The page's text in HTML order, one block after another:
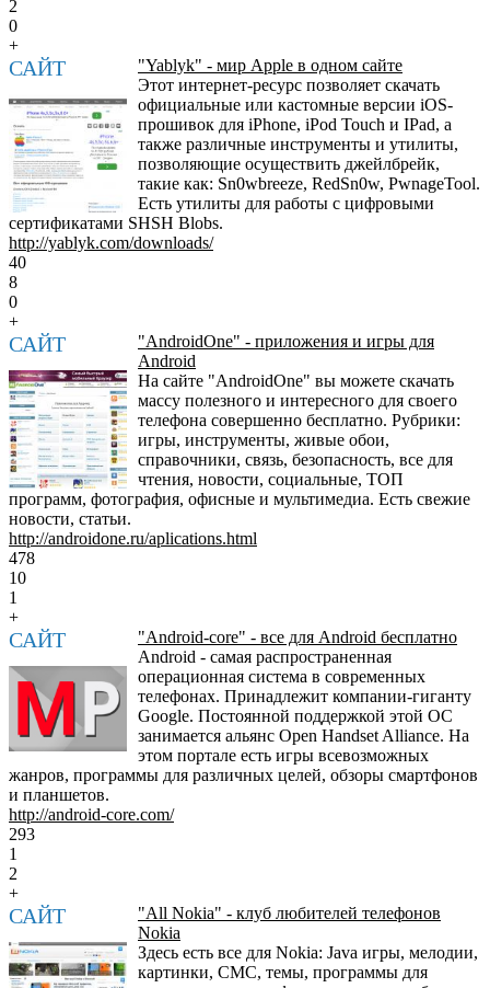
2
0
+
САЙТ
"Yablyk" - мир Apple в одном сайте
Этот интернет-ресурс позволяет скачать
официальные или кастомные версии iOS-
прошивок для iPhone, iPod Touch и IPad, а
также различные инструменты и утилиты,
позволяющие осуществить джейлбрейк,
такие как: Sn0wbreeze, RedSn0w, PwnageTool.
Есть утилиты для работы с цифровыми
сертификатами SHSH Blobs.
http://yablyk.com/downloads/
40
8
0
+
САЙТ
"AndroidOne" - приложения и игры для
Android
На сайте "AndroidOne" вы можете скачать
массу полезного и интересного для своего
телефона совершенно бесплатно. Рубрики:
игры, инструменты, живые обои,
справочники, связь, безопасность, все для
чтения, новости, социальные, ТОП
программ, фотография, офисные и мультимедиа. Есть свежие
новости, статьи.
http://androidone.ru/aplications.html
478
10
1
+
САЙТ
"Android-core" - все для Android бесплатно
Android - самая распространенная
операционная система в современных
телефонах. Принадлежит компании-гиганту
Google. Постоянной поддержкой этой ОС
занимается альянс Open Handset Alliance. На
этом портале есть игры всевозможных
жанров, программы для различных целей, обзоры смартфонов
и планшетов.
http://android-core.com/
293
1
2
+
САЙТ
"All Nokia" - клуб любителей телефонов
Nokia
Здесь есть все для Nokia: Java игры, мелодии,
картинки, СМС, темы, программы для